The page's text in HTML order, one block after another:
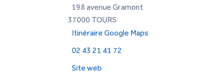
198 avenue Gramont
37000 TOURS
Itinéraire Google Maps
02 43 21 41 72
Site web